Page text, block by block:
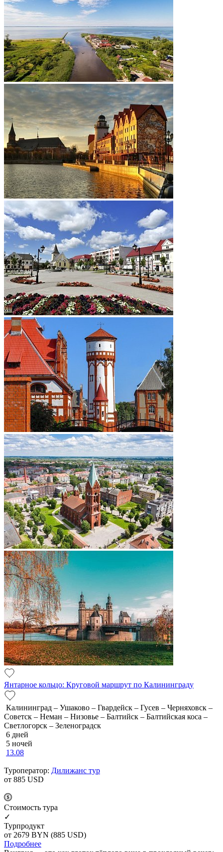
Янтарное кольцо: Круговой маршрут по Калининграду
Калининград – Ушаково – Гвардейск – Гусев – Черняховск –
Советск – Неман – Низовье – Балтийск – Балтийская коса –
Светлогорск – Зеленоградск
6 дней
5 ночей
13.08
Туроператор: Дилижанс тур
от 885 USD
Cтоимость тура
✓
Турпродукт
от 2679 BYN (885 USD)
Подробнее